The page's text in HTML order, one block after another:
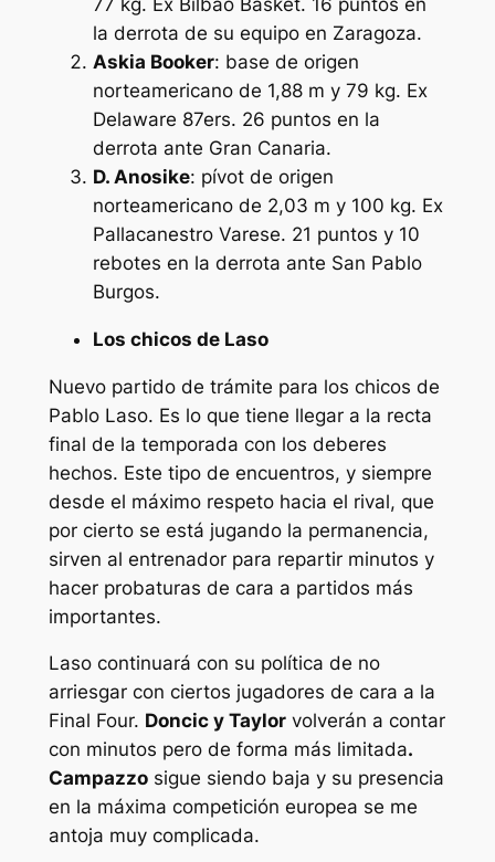
77 kg. Ex Bilbao Basket. 16 puntos en
la derrota de su equipo en Zaragoza.
Askia Booker: base de origen
norteamericano de 1,88 m y 79 kg. Ex
Delaware 87ers. 26 puntos en la
derrota ante Gran Canaria.
D. Anosike: pívot de origen
norteamericano de 2,03 m y 100 kg. Ex
Pallacanestro Varese. 21 puntos y 10
rebotes en la derrota ante San Pablo
Burgos.
Los chicos de Laso
Nuevo partido de trámite para los chicos de
Pablo Laso. Es lo que tiene llegar a la recta
final de la temporada con los deberes
hechos. Este tipo de encuentros, y siempre
desde el máximo respeto hacia el rival, que
por cierto se está jugando la permanencia,
sirven al entrenador para repartir minutos y
hacer probaturas de cara a partidos más
importantes.
Laso continuará con su política de no
arriesgar con ciertos jugadores de cara a la
Final Four. Doncic y Taylorvolverán a contar
con minutos pero de forma más limitada.
Campazzosigue siendo baja y su presencia
en la máxima competición europea se me
antoja muy complicada.